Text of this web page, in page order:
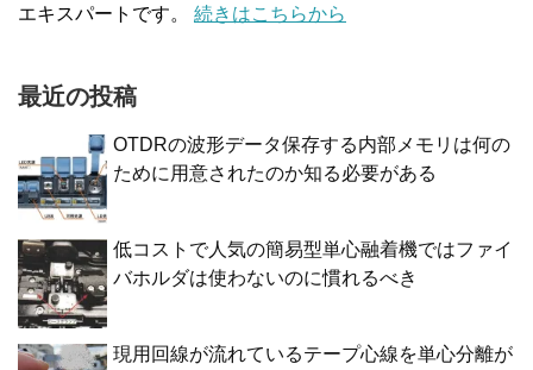
エキスパートです。 続きはこちらから
最近の投稿
OTDRの波形データ保存する内部メモリは何の
ために用意されたのか知る必要がある
低コストで人気の簡易型単心融着機ではファイ
バホルダは使わないのに慣れるべき
現用回線が流れているテープ心線を単心分離が